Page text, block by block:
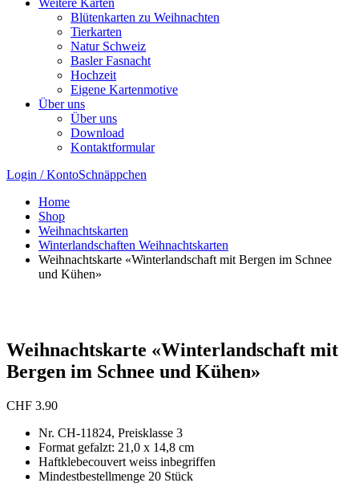
Weitere Karten
Blütenkarten zu Weihnachten
Tierkarten
Natur Schweiz
Basler Fasnacht
Hochzeit
Eigene Kartenmotive
Über uns
Über uns
Download
Kontaktformular
Login / KontoSchnäppchen
Home
Shop
Weihnachtskarten
Winterlandschaften Weihnachtskarten
Weihnachtskarte «Winterlandschaft mit Bergen im Schnee
und Kühen»
Weihnachtskarte «Winterlandschaft mit
Bergen im Schnee und Kühen»
CHF 3.90
Nr. CH-11824, Preisklasse 3
Format gefalzt: 21,0 x 14,8 cm
Haftklebecouvert weiss inbegriffen
Mindestbestellmenge 20 Stück